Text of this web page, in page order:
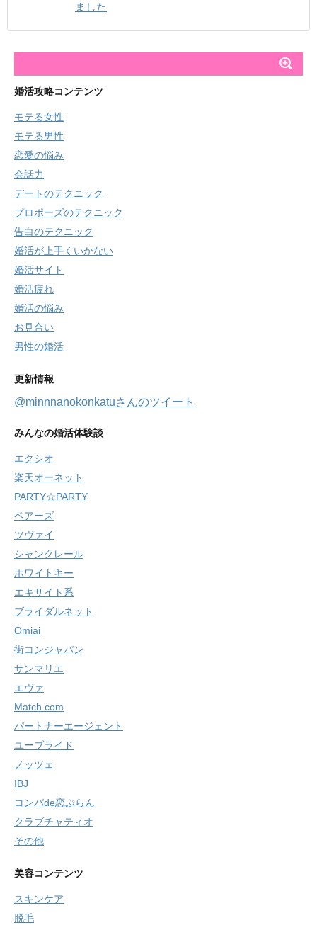
ました
婚活攻略コンテンツ
モテる女性
モテる男性
恋愛の悩み
会話力
デートのテクニック
プロポーズのテクニック
告白のテクニック
婚活が上手くいかない
婚活サイト
婚活疲れ
婚活の悩み
お見合い
男性の婚活
更新情報
@minnnanokonkatuさんのツイート
みんなの婚活体験談
エクシオ
楽天オーネット
PARTY☆PARTY
ペアーズ
ツヴァイ
シャンクレール
ホワイトキー
エキサイト系
ブライダルネット
Omiai
街コンジャパン
サンマリエ
エヴァ
Match.com
パートナーエージェント
ユーブライド
ノッツェ
IBJ
コンパde恋ぷらん
クラブチャティオ
その他
美容コンテンツ
スキンケア
脱毛